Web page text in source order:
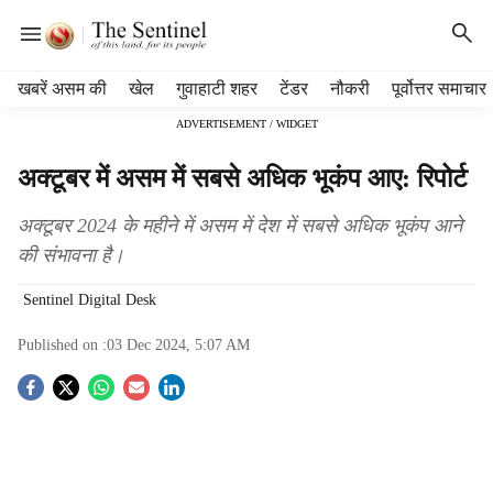
खबरें असम की खेल गुवाहाटी शहर टेंडर नौकरी पूर्वोत्तर समाचार
ADVERTISEMENT / WIDGET
अक्टूबर में असम में सबसे अधिक भूकंप आए: रिपोर्ट
अक्टूबर 2024 के महीने में असम में देश में सबसे अधिक भूकंप आने
की संभावना है।
Sentinel Digital Desk
Published on :03 Dec 2024, 5:07 AM
S